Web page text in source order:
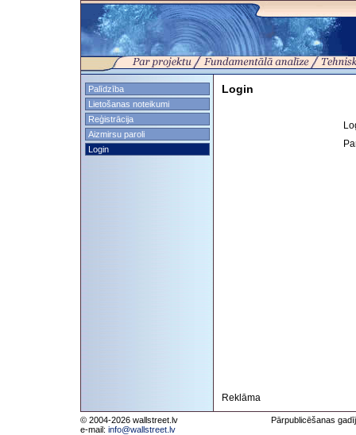
Palīdzība
Lietošanas noteikumi
Reģistrācija
Aizmirsu paroli
Login
Login
Reklāma
© 2004-2026 wallstreet.lv
e-mail: info@wallstreet.lv
Pārpublicēšanas